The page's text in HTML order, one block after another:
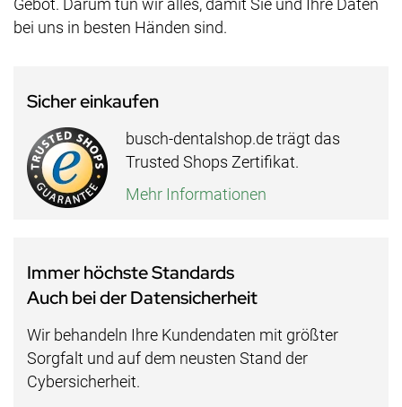
Gebot. Darum tun wir alles, damit Sie und Ihre Daten
bei uns in besten Händen sind.
Sicher einkaufen
busch-dentalshop.de trägt das
Trusted Shops Zertifikat.
Mehr Informationen
Immer höchste Standards
Auch bei der Datensicherheit
Wir behandeln Ihre Kundendaten mit größter
Sorgfalt und auf dem neusten Stand der
Cybersicherheit.